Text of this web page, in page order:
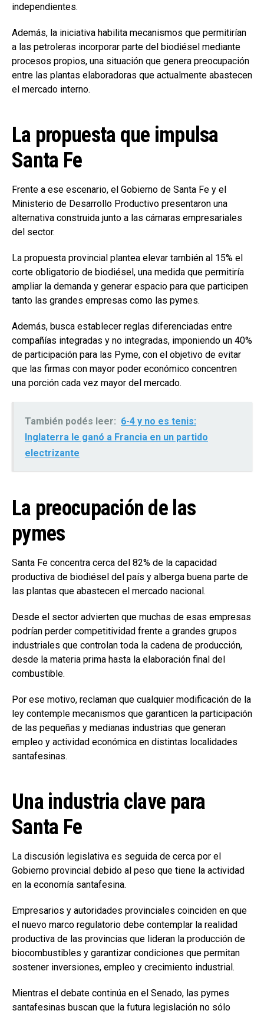
independientes.
Además, la iniciativa habilita mecanismos que permitirían
a las petroleras incorporar parte del biodiésel mediante
procesos propios, una situación que genera preocupación
entre las plantas elaboradoras que actualmente abastecen
el mercado interno.
La propuesta que impulsa
Santa Fe
Frente a ese escenario, el Gobierno de Santa Fe y el
Ministerio de Desarrollo Productivo presentaron una
alternativa construida junto a las cámaras empresariales
del sector.
La propuesta provincial plantea elevar también al 15% el
corte obligatorio de biodiésel, una medida que permitiría
ampliar la demanda y generar espacio para que participen
tanto las grandes empresas como las pymes.
Además, busca establecer reglas diferenciadas entre
compañías integradas y no integradas, imponiendo un 40%
de participación para las Pyme, con el objetivo de evitar
que las firmas con mayor poder económico concentren
una porción cada vez mayor del mercado.
También podés leer: 6-4 y no es tenis:
Inglaterra le ganó a Francia en un partido
electrizante
La preocupación de las
pymes
Santa Fe concentra cerca del 82% de la capacidad
productiva de biodiésel del país y alberga buena parte de
las plantas que abastecen el mercado nacional.
Desde el sector advierten que muchas de esas empresas
podrían perder competitividad frente a grandes grupos
industriales que controlan toda la cadena de producción,
desde la materia prima hasta la elaboración final del
combustible.
Por ese motivo, reclaman que cualquier modificación de la
ley contemple mecanismos que garanticen la participación
de las pequeñas y medianas industrias que generan
empleo y actividad económica en distintas localidades
santafesinas.
Una industria clave para
Santa Fe
La discusión legislativa es seguida de cerca por el
Gobierno provincial debido al peso que tiene la actividad
en la economía santafesina.
Empresarios y autoridades provinciales coinciden en que
el nuevo marco regulatorio debe contemplar la realidad
productiva de las provincias que lideran la producción de
biocombustibles y garantizar condiciones que permitan
sostener inversiones, empleo y crecimiento industrial.
Mientras el debate continúa en el Senado, las pymes
santafesinas buscan que la futura legislación no sólo